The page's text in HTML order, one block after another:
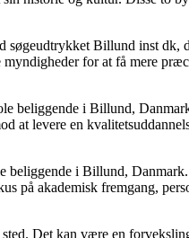
søgeudtrykket Billund inst
for at få mere
beliggende i Billund,
at levere en
i Billund,
på akademisk fremgang,
Det kan være en